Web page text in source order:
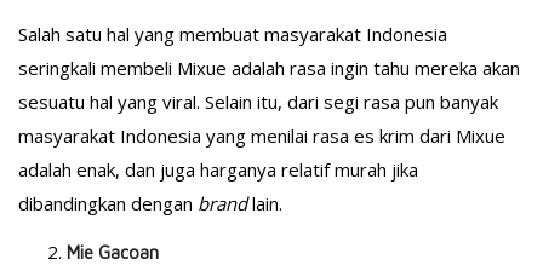
Salah satu hal yang membuat masyarakat Indonesia
seringkali membeli Mixue adalah rasa ingin tahu mereka akan
sesuatu hal yang viral. Selain itu, dari segi rasa pun banyak
masyarakat Indonesia yang menilai rasa es krim dari Mixue
adalah enak, dan juga harganya relatif murah jika
dibandingkan dengan brandlain.
Mie Gacoan